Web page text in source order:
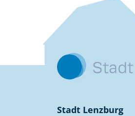
Kontakt
Stadt Lenzburg